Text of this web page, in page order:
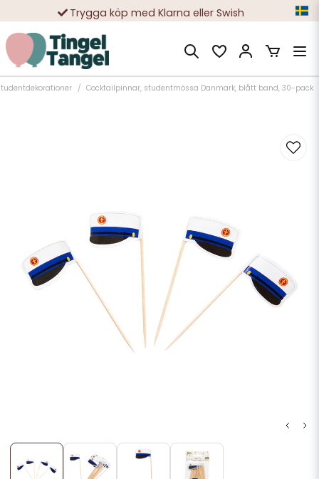
Trygga köp med Klarna eller Swish
10 000-tals nöjda kunder
Cocktailpinnar, studentmössa Danmark, blått band, 30-pack